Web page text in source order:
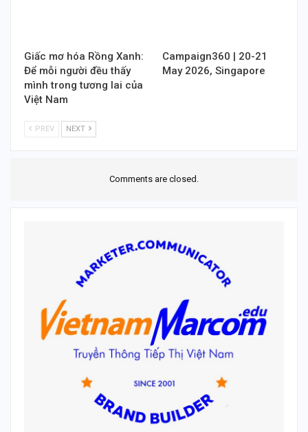
Giấc mơ hóa Rồng Xanh:
Để mỗi người đều thấy
mình trong tương lai của
Việt Nam
Campaign360 | 20-21
May 2026, Singapore
PREV NEXT
Comments are closed.